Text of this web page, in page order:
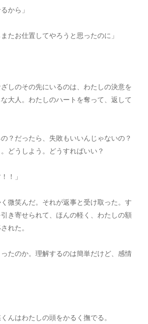
から」
たお仕置してやろうと思ったのに」
しのその先にいるのは、わたしの決意を
大人。わたしのハートを奪って、返して
？だったら、失敗もいいんじゃないの？
どうしよう。どうすればいい？
！」
微笑んだ。それが返事と受け取った。す
き寄せられて、ほんの軽く、わたしの額
れた。
たのか。理解するのは簡単だけど、感情
んはわたしの頭をかるく撫でる。